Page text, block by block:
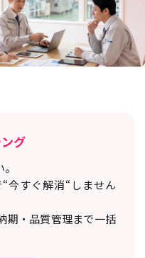
グ
今すぐ解消“しません
期・品質管理まで一括